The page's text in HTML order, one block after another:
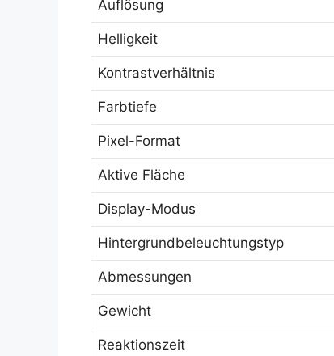
Auflösung
Helligkeit
Kontrastverhältnis
Farbtiefe
Pixel-Format
Aktive Fläche
Display-Modus
Hintergrundbeleuchtungstyp
Abmessungen
Gewicht
Reaktionszeit